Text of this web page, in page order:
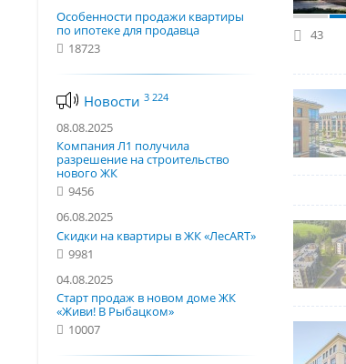
Особенности продажи квартиры
по ипотеке для продавца
18723
Новости 3 224
08.08.2025
Компания Л1 получила
разрешение на строительство
нового ЖК
9456
06.08.2025
Скидки на квартиры в ЖК «ЛесART»
9981
04.08.2025
Старт продаж в новом доме ЖК
«Живи! В Рыбацком»
10007
43